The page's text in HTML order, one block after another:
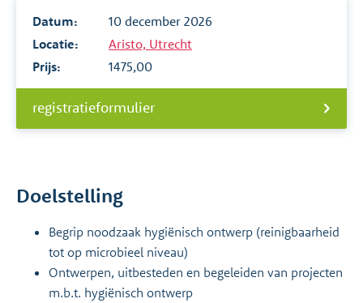
Datum:
10 december 2026
Locatie:
Aristo, Utrecht
Prijs:
1475,00
registratieformulier
Doelstelling
Begrip noodzaak hygiënisch ontwerp (reinigbaarheid
tot op microbieel niveau)
Ontwerpen, uitbesteden en begeleiden van projecten
m.b.t. hygiënisch ontwerp